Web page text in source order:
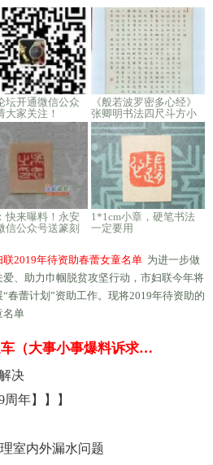
坛开通微信公众
大家关注！
《般若波罗密多心经》
张卿明书法四尺斗方小
楷
快来曝料！永安
信公众号送篆刻
1*1cm小章，硬笔书法
一定要用
联2019年待资助春蕾女童名单 为进一步做
爱、助力巾帼脱贫攻坚行动，市妇联今年将
春蕾计划”资助工作。现将2019年待资助的
名单
（大事小事爆料诉求…
决
年】】】
室内外漏水问题